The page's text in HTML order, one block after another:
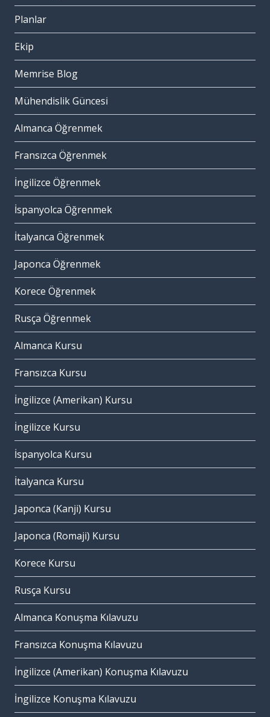
Planlar
Ekip
Memrise Blog
Mühendislik Güncesi
Almanca Öğrenmek
Fransızca Öğrenmek
İngilizce Öğrenmek
İspanyolca Öğrenmek
İtalyanca Öğrenmek
Japonca Öğrenmek
Korece Öğrenmek
Rusça Öğrenmek
Almanca Kursu
Fransızca Kursu
İngilizce (Amerikan) Kursu
İngilizce Kursu
İspanyolca Kursu
İtalyanca Kursu
Japonca (Kanji) Kursu
Japonca (Romaji) Kursu
Korece Kursu
Rusça Kursu
Almanca Konuşma Kılavuzu
Fransızca Konuşma Kılavuzu
İngilizce (Amerikan) Konuşma Kılavuzu
İngilizce Konuşma Kılavuzu